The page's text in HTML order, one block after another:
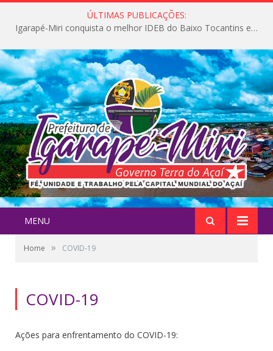
ÚLTIMAS PUBLICAÇÕES:
Igarapé-Miri conquista o melhor IDEB do Baixo Tocantins e avança na qualidade da educação pública
MENU
Home » COVID-19
COVID-19
Ações para enfrentamento do COVID-19: